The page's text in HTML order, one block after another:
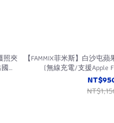
照夾
必
【FAMMIX菲米斯】白沙屯
(無線充電/支援Apple